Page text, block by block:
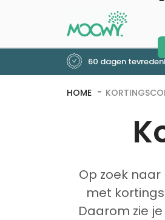
60 dagen
HOME
Op zoek naar
met
Daarom zie